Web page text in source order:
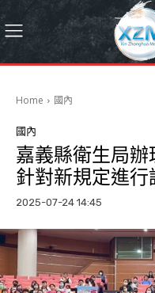
Home 國內
國內
嘉義縣衛生局
針對新規定進行
2025-07-24 14:45